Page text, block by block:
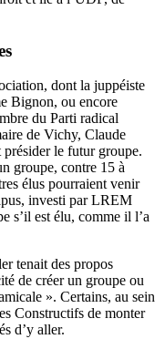
dont la juppéiste
Bignon, ou encore
du Parti radical
de Vichy, Claude
le futur groupe.
groupe, contre 15 à
élus pourraient venir
investi par LREM
s’il est élu, comme il l’a
tenait des propos
de créer un groupe ou
». Certains, au sein
Constructifs de monter
d’y aller.